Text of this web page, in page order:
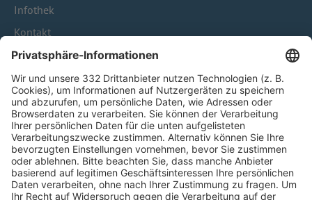
Infothek
Kontakt
HÄUFIG BESUCHTE SEITEN
Pässe und Vereinswechsel
Trainerausbildung
Schulungsangebot Vereinsmitarbeiter
BFV-Geschäftsstellen
Trainerbörse